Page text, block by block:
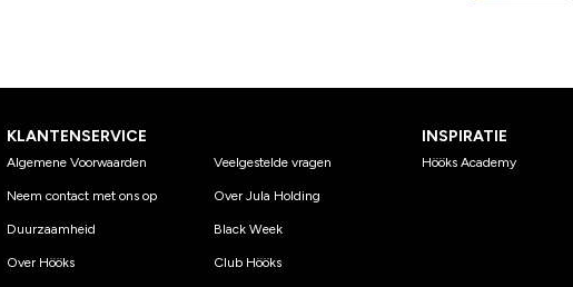
KLANTENSERVICE
Algemene Voorwaarden
Neem contact met ons op
Duurzaamheid
Over Hööks
Veelgestelde vragen
Over Jula Holding
Black Week
Club Hööks
INSPIRATIE
Hööks Academy